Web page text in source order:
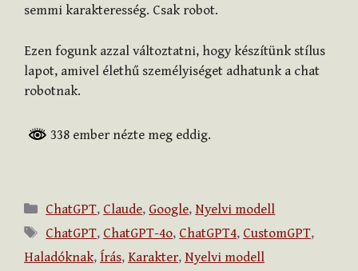
semmi karakteresség. Csak robot.
Ezen fogunk azzal változtatni, hogy készítünk stílus
lapot, amivel élethű személyiséget adhatunk a chat
robotnak.
338 ember nézte meg eddig.
Kategória
ChatGPT, Claude, Google, Nyelvi modell
Címkék
ChatGPT, ChatGPT-4o, ChatGPT4, CustomGPT,
Haladóknak, Írás, Karakter, Nyelvi modell